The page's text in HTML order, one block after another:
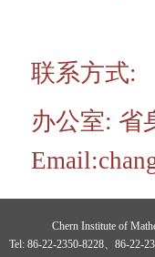
联系方式:
办公室: 省
Email:
Chern Institute of
Tel: 86-22-2350-8228、86-22-